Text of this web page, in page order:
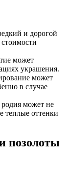
и дорогой
может
украшения.
может
в случае
может не
теплые оттенки
позолоты